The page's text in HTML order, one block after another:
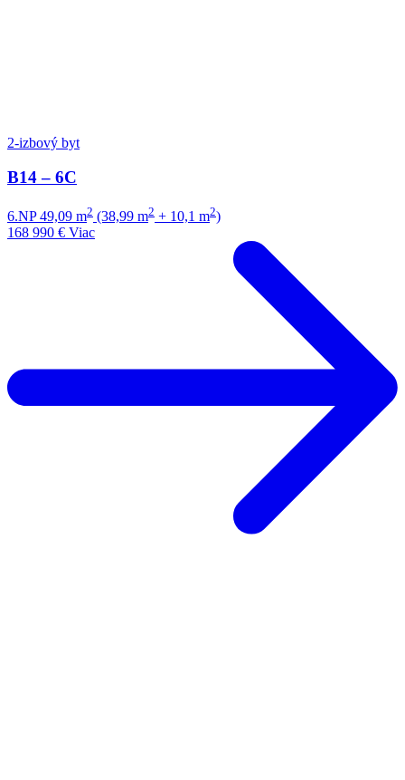
2-izbový byt
B14 – 6C
6.NP 49,09 m2 (38,99 m2 + 10,1 m2)
168 990 € Viac